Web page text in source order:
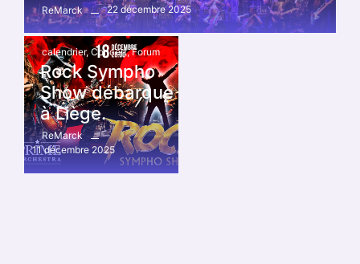
ReMarck 22 décembre 2025
calendrier, Concert, Forum
Rock Sympho
Show débarque
à Liège.
ReMarck
11 décembre 2025